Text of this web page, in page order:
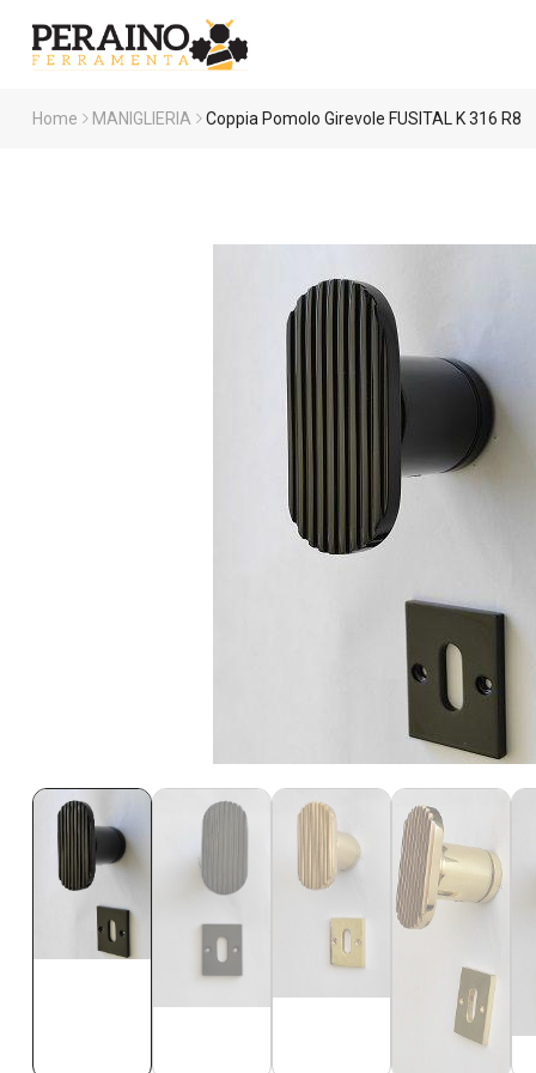
Home MANIGLIERIA Coppia Pomolo Girevole FUSITAL K 316 R8